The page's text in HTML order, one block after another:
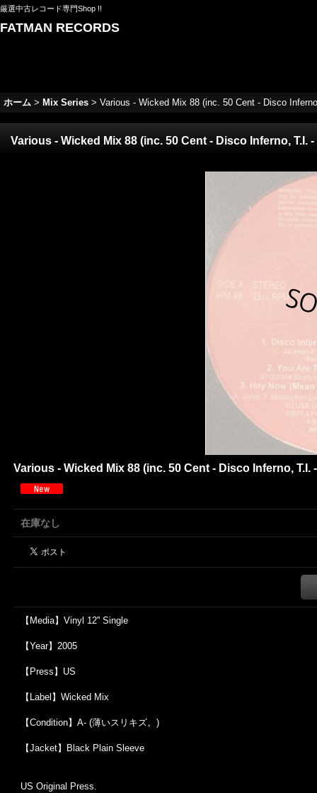
厳選中古レコード専門Shop !!
FATMAN RECORDS
ホーム > Mix Series > Various - Wicked Mix 88 (inc. 50 Cent - Disco
Various - Wicked Mix 88 (inc. 50 Cent - Disco Inferno,
Various - Wicked Mix 88 (inc. 50 Cent - Disco Inferno,
在庫なし
【Media】Vinyl 12'' Single
【Year】2005
【Press】US
【Label】Wicked Mix
【Condition】A- (薄いスリキズ。)
【Jacket】Black Plain Sleeve
US Original Press.